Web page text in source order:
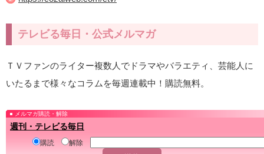
テレビる毎日・公式メルマガ
ＴＶファンのライター複数人でドラマやバラエティ、芸能人に
いたるまで様々なコラムを毎週連載中！購読無料。
メルマガ購読・解除
週刊・テレビる毎日
購読 解除